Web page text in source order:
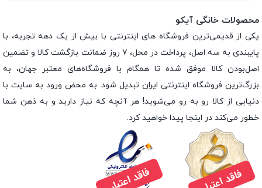
محصولات خانگی آیکو
یکی از قدیمی‌ترین فروشگاه های اینترنتی با بیش از یک دهه تجربه، با
پایبندی به سه اصل، پرداخت در محل، ۷ روز ضمانت بازگشت کالا و تضمین
اصل‌بودن کالا موفق شده تا همگام با فروشگاه‌های معتبر جهان، به
بزرگ‌ترین فروشگاه اینترنتی ایران تبدیل شود. به محض ورود به سایت با
دنیایی از کالا رو به رو می‌شوید! هر آنچه که نیاز دارید و به ذهن شما
خطور می‌کند در اینجا پیدا خواهید کرد.